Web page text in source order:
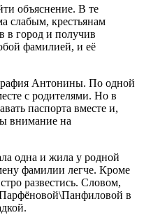
объяснение. В те
слабым, крестьянам
в город и получив
фамилией, и её
Антонины. По одной
с родителями. Но в
паспорта вместе и,
внимание на
одна и жила у родной
фамилии легче. Кроме
развестись. Словом,
в